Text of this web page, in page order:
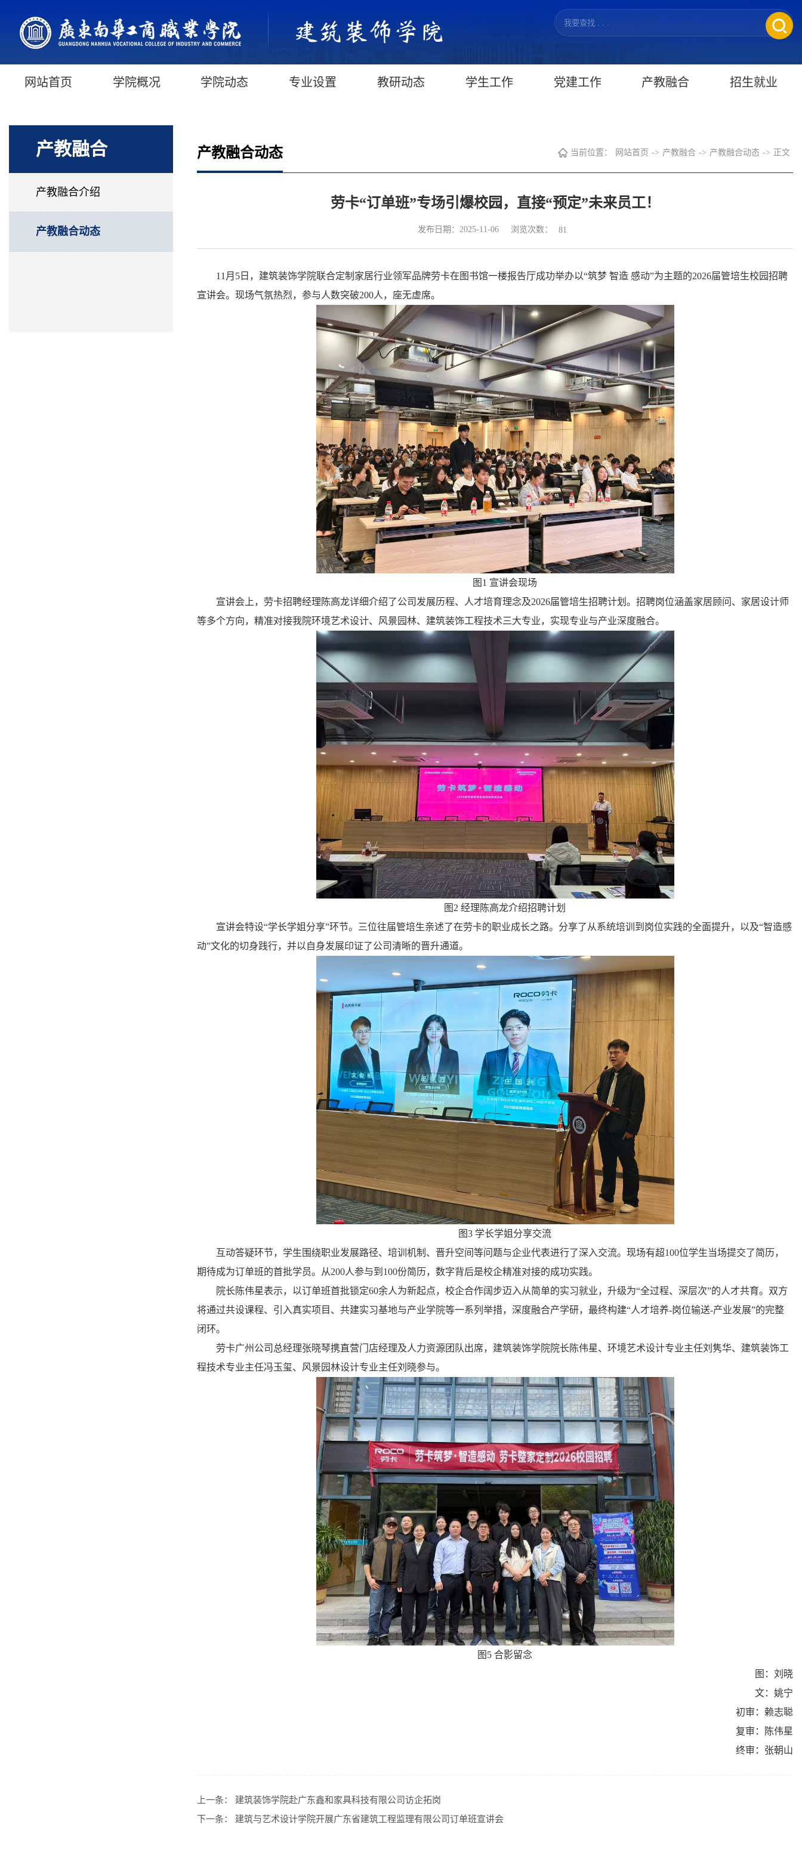
网站首页 学院概况 学院动态 专业设置 教研动态 学生工作 党建工作 产教融合 招生就业
产教融合
产教融合介绍
产教融合动态
产教融合动态 当前位置： 网站首页 -> 产教融合 -> 产教融合动态 -> 正文
劳卡“订单班”专场引爆校园，直接“预定”未来员工！
发布日期：2025-11-06 浏览次数： 81
11月5日，建筑装饰学院联合定制家居行业领军品牌劳卡在图书馆一楼报告厅成功举办以“筑梦 智造 感动”为主题的2026届管培生校园招聘
宣讲会。现场气氛热烈，参与人数突破200人，座无虚席。
图1 宣讲会现场
宣讲会上，劳卡招聘经理陈高龙详细介绍了公司发展历程、人才培育理念及2026届管培生招聘计划。招聘岗位涵盖家居顾问、家居设计师
等多个方向，精准对接我院环境艺术设计、风景园林、建筑装饰工程技术三大专业，实现专业与产业深度融合。
图2 经理陈高龙介绍招聘计划
宣讲会特设“学长学姐分享”环节。三位往届管培生亲述了在劳卡的职业成长之路。分享了从系统培训到岗位实践的全面提升，以及“智造感
动”文化的切身践行，并以自身发展印证了公司清晰的晋升通道。
图3 学长学姐分享交流
互动答疑环节，学生围绕职业发展路径、培训机制、晋升空间等问题与企业代表进行了深入交流。现场有超100位学生当场提交了简历，
期待成为订单班的首批学员。从200人参与到100份简历，数字背后是校企精准对接的成功实践。
院长陈伟星表示，以订单班首批锁定60余人为新起点，校企合作阔步迈入从简单的实习就业，升级为“全过程、深层次”的人才共育。双方
将通过共设课程、引入真实项目、共建实习基地与产业学院等一系列举措，深度融合产学研，最终构建“人才培养-岗位输送-产业发展”的完整
闭环。
劳卡广州公司总经理张晓琴携直营门店经理及人力资源团队出席，建筑装饰学院院长陈伟星、环境艺术设计专业主任刘隽华、建筑装饰工
程技术专业主任冯玉玺、风景园林设计专业主任刘晓参与。
图5 合影留念
图：刘晓
文：姚宁
初审：赖志聪
复审：陈伟星
终审：张朝山
上一条： 建筑装饰学院赴广东鑫和家具科技有限公司访企拓岗
下一条： 建筑与艺术设计学院开展广东省建筑工程监理有限公司订单班宣讲会